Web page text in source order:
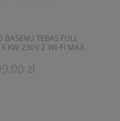
TEBAS FULL
KW 230V Z WI-FI MAX.
zł